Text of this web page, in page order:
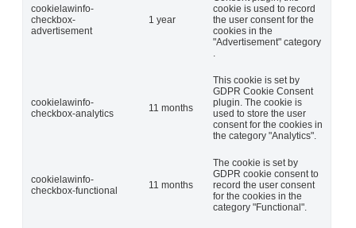
cookielawinfo-
checkbox-
advertisement
1 year
cookie is used to record
the user consent for the
cookies in the
"Advertisement" category
.
cookielawinfo-
checkbox-analytics
11 months
This cookie is set by
GDPR Cookie Consent
plugin. The cookie is
used to store the user
consent for the cookies in
the category "Analytics".
cookielawinfo-
checkbox-functional
11 months
The cookie is set by
GDPR cookie consent to
record the user consent
for the cookies in the
category "Functional".